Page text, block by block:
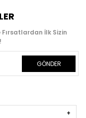
İlk Sizin
GÖNDER